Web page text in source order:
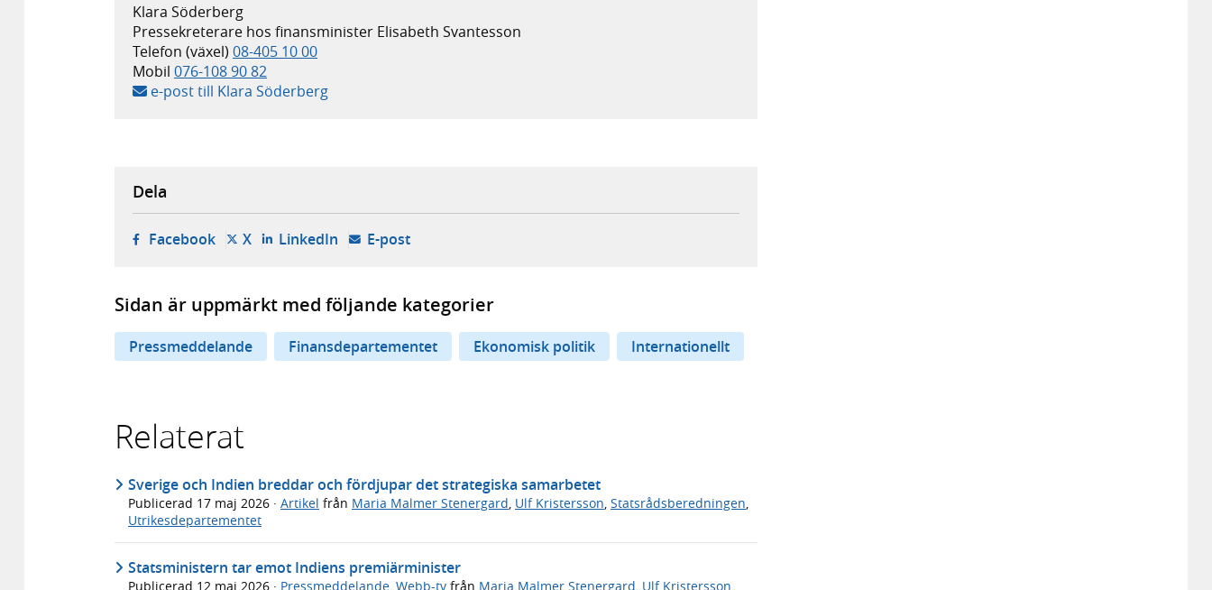
Klara Söderberg
Pressekreterare hos finansminister Elisabeth Svantesson
Telefon (växel) 08-405 10 00
Mobil 076-108 90 82
e-post till Klara Söderberg
Dela
Facebook- öppnas i ny flik, extern webbplats,
X- öppnas i ny flik, extern webbplats,
LinkedIn- öppnas i ny flik, extern webbplats,
E-post- öppnar din e-postklient,
Sidan är uppmärkt med följande kategorier
Pressmeddelande Finansdepartementet Ekonomisk politik Internationellt
Relaterat
Sverige och Indien breddar och fördjupar det strategiska samarbetet
Publicerad 17 maj 2026 · Artikel från Maria Malmer Stenergard, Ulf Kristersson, Statsrådsberedningen,
Utrikesdepartementet
Statsministern tar emot Indiens premiärminister
Publicerad 12 maj 2026 · Pressmeddelande, Webb-tv från Maria Malmer Stenergard, Ulf Kristersson,